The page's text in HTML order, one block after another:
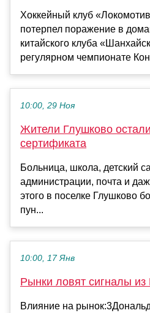
Хоккейный клуб
потерпел поражение в
китайского клуба
регулярном чемпионате
10:00, 29 Ноя
Жители Глушково
сертификата
Больница, школа, детский
администрации, почта и
этого в поселке Глушково
пун...
10:00, 17 Янв
Рынки ловят сигналы
Влияние на